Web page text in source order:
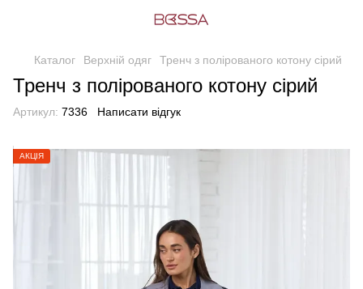
Каталог Верхній одяг Тренч з полірованого котону сірий
Тренч з полірованого котону сірий
Артикул: 7336 Написати відгук
АКЦІЯ